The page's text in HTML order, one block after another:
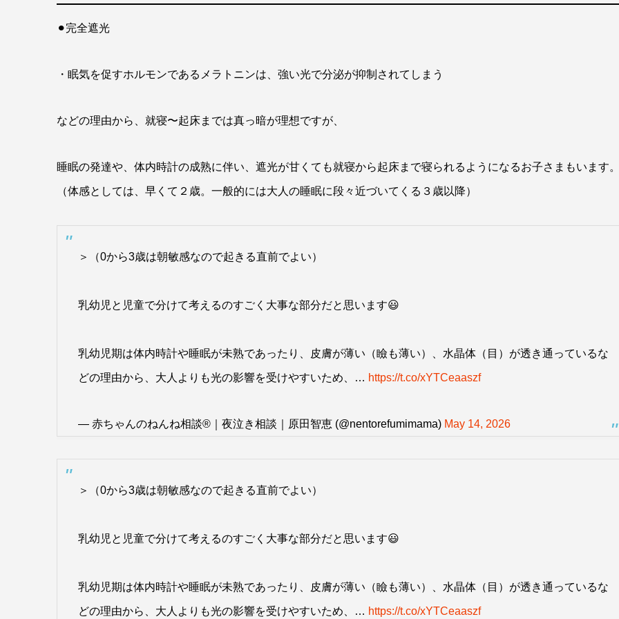
⚫︎完全遮光
・眠気を促すホルモンであるメラトニンは、強い光で分泌が抑制されてしまう
などの理由から、就寝〜起床までは真っ暗が理想ですが、
睡眠の発達や、体内時計の成熟に伴い、遮光が甘くても就寝から起床まで寝られるようになるお子さまもいます
（体感としては、早くて２歳。一般的には大人の睡眠に段々近づいてくる３歳以降）
＞（0から3歳は朝敏感なので起きる直前でよい）
乳幼児と児童で分けて考えるのすごく大事な部分だと思います😃
乳幼児期は体内時計や睡眠が未熟であったり、皮膚が薄い（瞼も薄い）、水晶体（目）が透き通っているな
どの理由から、大人よりも光の影響を受けやすいため、… https://t.co/xYTCeaaszf
— 赤ちゃんのねんね相談®︎｜夜泣き相談｜原田智恵 (@nentorefumimama) May 14, 2026
＞（0から3歳は朝敏感なので起きる直前でよい）
乳幼児と児童で分けて考えるのすごく大事な部分だと思います😃
乳幼児期は体内時計や睡眠が未熟であったり、皮膚が薄い（瞼も薄い）、水晶体（目）が透き通っているな
どの理由から、大人よりも光の影響を受けやすいため、… https://t.co/xYTCeaaszf